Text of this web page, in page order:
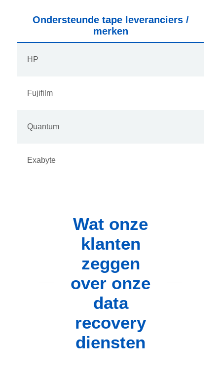
Ondersteunde tape leveranciers /
merken
HP
Fujifilm
Quantum
Exabyte
Wat onze
klanten
zeggen
over onze
data
recovery
diensten